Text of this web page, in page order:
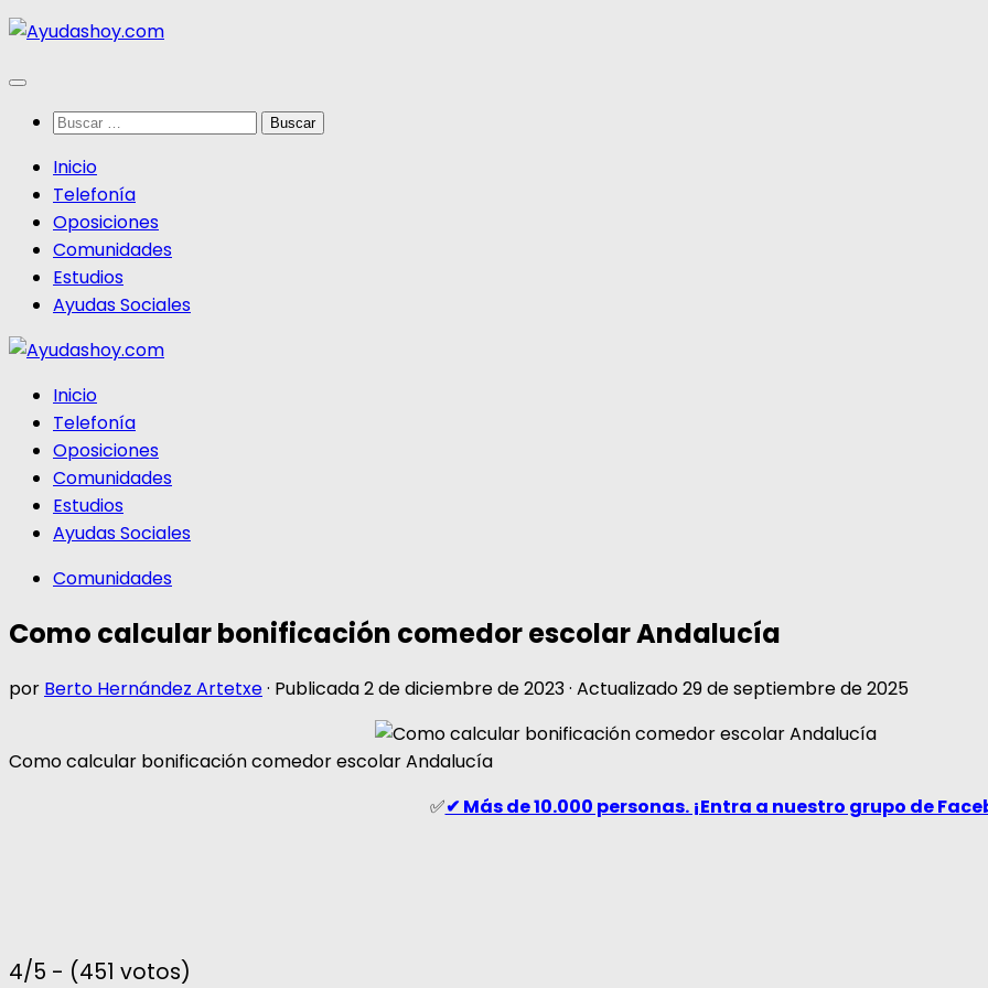
Saltar
contenido
Buscar:
Inicio
Telefonía
Oposiciones
Comunidades
Estudios
Ayudas Sociales
Inicio
Telefonía
Oposiciones
Comunidades
Estudios
Ayudas Sociales
Comunidades
Como calcular bonificación comedor escolar Andalucía
por Berto Hernández Artetxe· Publicada2 de diciembre de 2023· Actualizado29 de septiembre de 2025
Como calcular bonificación comedor escolar Andalucía
✅✔ Más de 10.000 personas. ¡Entra a nuestro grupo de
4/5 - (451 votos)